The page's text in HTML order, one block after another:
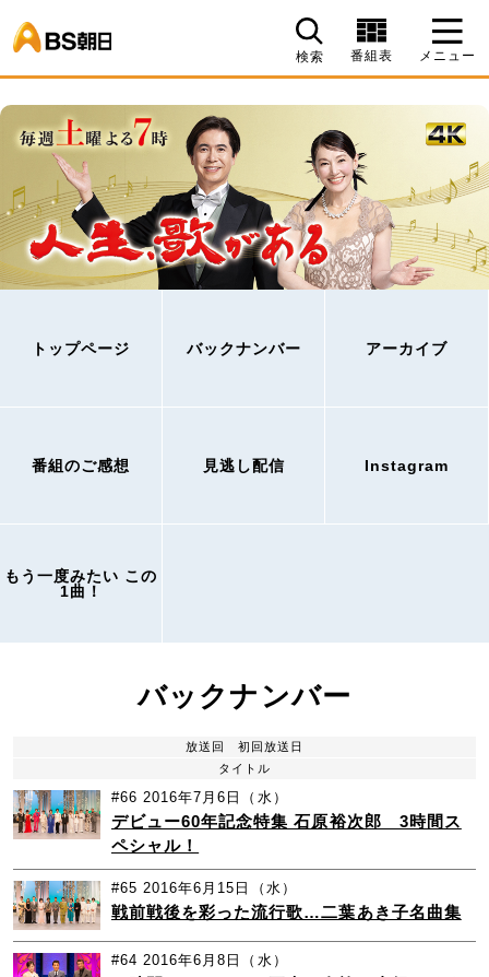
検索 番組表 メニュー
トップページ バックナンバー アーカイブ
番組のご感想 見逃し配信 Instagram
もう一度みたい この
1曲！
バックナンバー
放送回
初回放送日
タイトル
#66 2016年7月6日（水）
デビュー60年記念特集 石原裕次郎 3時間ス
ペシャル！
#65 2016年6月15日（水）
戦前戦後を彩った流行歌…二葉あき子名曲集
#64 2016年6月8日（水）